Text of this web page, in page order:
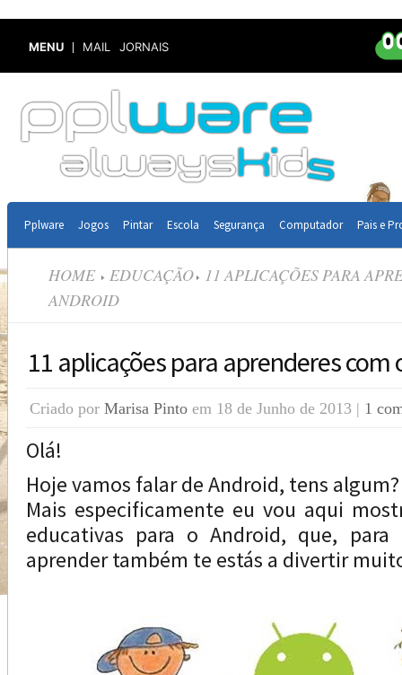
MENU MAIL JORNAIS
Pplware Jogos Pintar Escola Segurança Computador Pais e
HOME EDUCAÇÃO 11 APLICAÇÕES PARA
ANDROID
11 aplicações para aprenderes com
Criado por Marisa Pinto em 18 de Junho de 2013 | 1
Olá!
Hoje vamos falar de Android, tens algum?
Mais especificamente eu vou aqui
educativas para o Android, que,
aprender também te estás a divertir